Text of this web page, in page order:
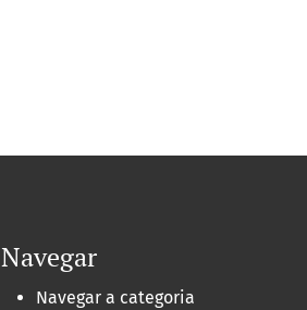
Navegar
Navegar a categoria